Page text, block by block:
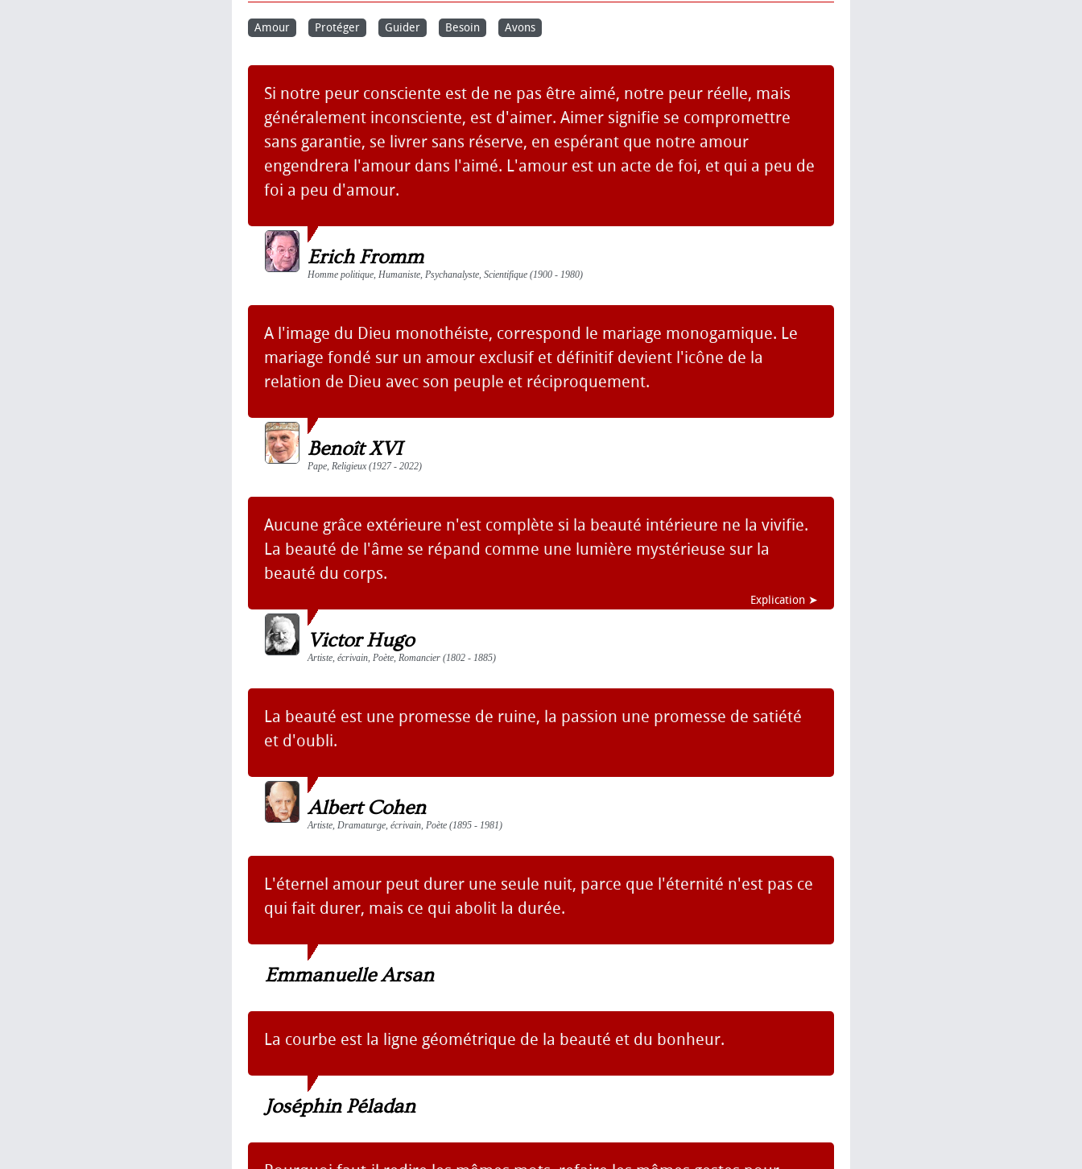
Amour Protéger Guider Besoin Avons
Si notre peur consciente est de ne pas être aimé, notre peur réelle, mais
généralement inconsciente, est d'aimer. Aimer signifie se compromettre
sans garantie, se livrer sans réserve, en espérant que notre amour
engendrera l'amour dans l'aimé. L'amour est un acte de foi, et qui a peu de
foi a peu d'amour.
Erich Fromm
Homme politique, Humaniste, Psychanalyste, Scientifique (1900 - 1980)
A l'image du Dieu monothéiste, correspond le mariage monogamique. Le
mariage fondé sur un amour exclusif et définitif devient l'icône de la
relation de Dieu avec son peuple et réciproquement.
Benoît XVI
Pape, Religieux (1927 - 2022)
Aucune grâce extérieure n'est complète si la beauté intérieure ne la vivifie.
La beauté de l'âme se répand comme une lumière mystérieuse sur la
beauté du corps.
Explication ➤
Victor Hugo
Artiste, écrivain, Poète, Romancier (1802 - 1885)
La beauté est une promesse de ruine, la passion une promesse de satiété
et d'oubli.
Albert Cohen
Artiste, Dramaturge, écrivain, Poète (1895 - 1981)
L'éternel amour peut durer une seule nuit, parce que l'éternité n'est pas ce
qui fait durer, mais ce qui abolit la durée.
Emmanuelle Arsan
La courbe est la ligne géométrique de la beauté et du bonheur.
Joséphin Péladan